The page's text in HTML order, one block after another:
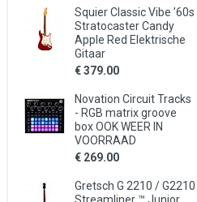
Squier Classic Vibe ’60s
Stratocaster Candy
Apple Red Elektrische
Gitaar
€ 379.00
Novation Circuit Tracks
- RGB matrix groove
box OOK WEER IN
VOORRAAD
€ 269.00
Gretsch G 2210 / G2210